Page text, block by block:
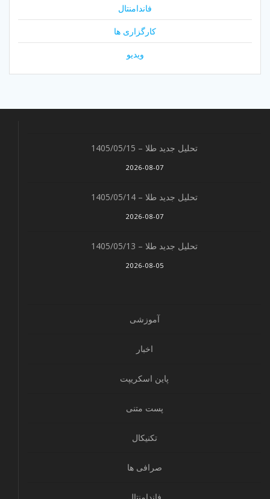
فاندامنتال
کارگزاری ها
ویدیو
تحلیل جدید طلا – 1405/05/15
2026-08-07
تحلیل جدید طلا – 1405/05/14
2026-08-07
تحلیل جدید طلا – 1405/05/13
2026-08-05
آموزشی
اخبار
پاین اسکریپت
پست متنی
تکنیکال
صرافی ها